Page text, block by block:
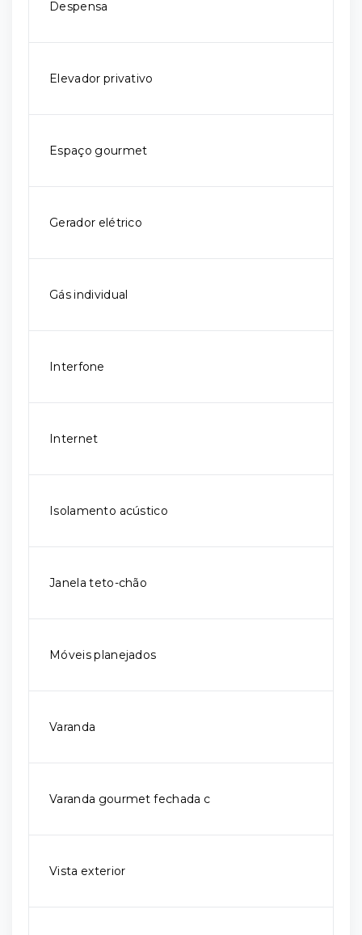
Despensa
Elevador privativo
Espaço gourmet
Gerador elétrico
Gás individual
Interfone
Internet
Isolamento acústico
Janela teto-chão
Móveis planejados
Varanda
Varanda gourmet fechada c
Vista exterior